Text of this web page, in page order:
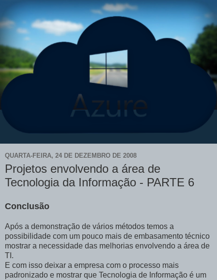
QUARTA-FEIRA, 24 DE DEZEMBRO DE 2008
Projetos envolvendo a área de
Tecnologia da Informação - PARTE 6
Conclusão
Após a demonstração de vários métodos temos a
possibilidade com um pouco mais de embasamento técnico
mostrar a necessidade das melhorias envolvendo a área de
TI.
E com isso deixar a empresa com o processo mais
padronizado e mostrar que Tecnologia de Informação é um